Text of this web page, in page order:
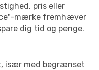
pris eller
mærke fremhæver
dig tid og penge.
især med begrænset